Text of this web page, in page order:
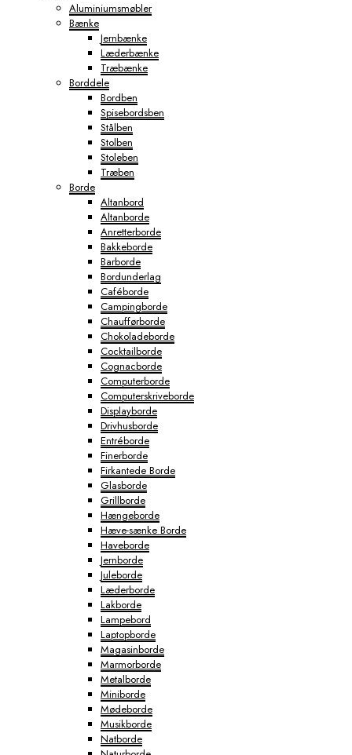
Aluminiumsmøbler
Bænke
Jernbænke
Læderbænke
Træbænke
Borddele
Bordben
Spisebordsben
Stålben
Stolben
Stoleben
Træben
Borde
Altanbord
Altanborde
Anretterborde
Bakkeborde
Barborde
Bordunderlag
Caféborde
Campingborde
Chaufførborde
Chokoladeborde
Cocktailborde
Cognacborde
Computerborde
Computerskriveborde
Displayborde
Drivhusborde
Entréborde
Finerborde
Firkantede Borde
Glasborde
Grillborde
Hængeborde
Hæve-sænke Borde
Haveborde
Jernborde
Juleborde
Læderborde
Lakborde
Lampebord
Laptopborde
Magasinborde
Marmorborde
Metalborde
Miniborde
Mødeborde
Musikborde
Natborde